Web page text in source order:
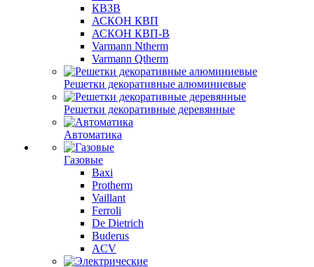
КВЗВ
АСКОН КВП
АСКОН КВП-В
Varmann Ntherm
Varmann Qtherm
Решетки декоративные алюминиевые
Решетки декоративные деревянные
Автоматика
Газовые
Baxi
Protherm
Vaillant
Ferroli
De Dietrich
Buderus
ACV